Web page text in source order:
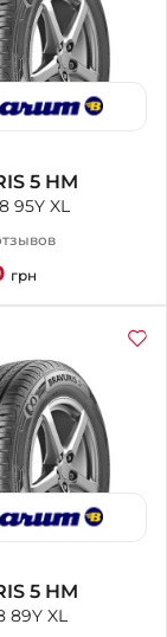
5 HM
95Y XL
грн
5 HM
89Y XL